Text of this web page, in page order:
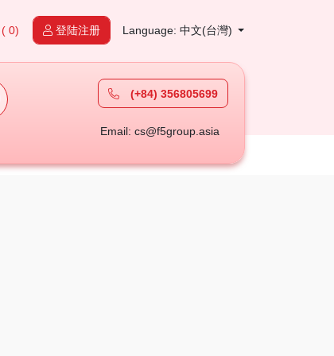
( 0) 登陆注册 Language: 中文(台灣)
(+84) 356805699
Email: cs@f5group.asia